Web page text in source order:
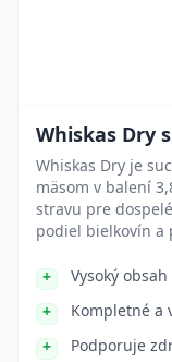
Whiskas Dry
Whiskas Dry je
mäsom v balení
stravu pre
podiel bielkovín a
Vysoký
Kompletné a
Podporuje